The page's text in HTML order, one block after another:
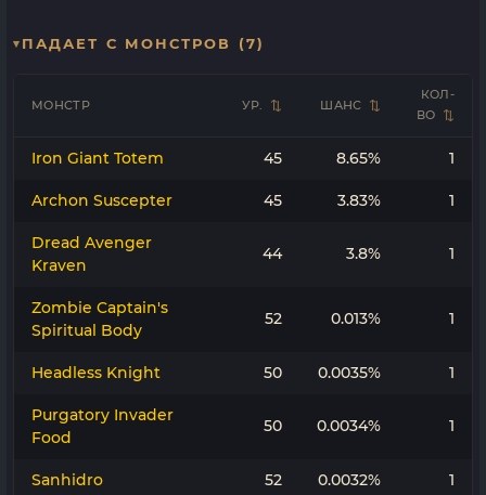
ПАДАЕТ С МОНСТРОВ (7)
МОНСТР УР. ШАНС
КОЛ-
ВО
Iron Giant Totem 45 8.65% 1
Archon Suscepter 45 3.83% 1
Dread Avenger
Kraven
44 3.8% 1
Zombie Captain's
Spiritual Body
52 0.013% 1
Headless Knight 50 0.0035% 1
Purgatory Invader
Food
50 0.0034% 1
Sanhidro 52 0.0032% 1